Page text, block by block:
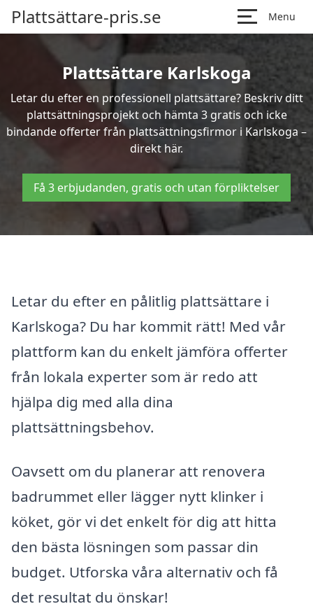
Plattsättare-pris.se Menu
Plattsättare Karlskoga
Letar du efter en professionell plattsättare? Beskriv ditt
plattsättningsprojekt och hämta 3 gratis och icke
bindande offerter från plattsättningsfirmor i Karlskoga –
direkt här.
Få 3 erbjudanden, gratis och utan förpliktelser
Letar du efter en pålitlig plattsättare i
Karlskoga? Du har kommit rätt! Med vår
plattform kan du enkelt jämföra offerter
från lokala experter som är redo att
hjälpa dig med alla dina
plattsättningsbehov.
Oavsett om du planerar att renovera
badrummet eller lägger nytt klinker i
köket, gör vi det enkelt för dig att hitta
den bästa lösningen som passar din
budget. Utforska våra alternativ och få
det resultat du önskar!